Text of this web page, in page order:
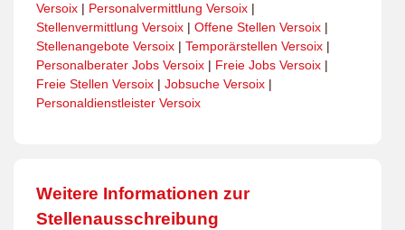
Versoix | Personalvermittlung Versoix |
Stellenvermittlung Versoix | Offene Stellen Versoix |
Stellenangebote Versoix | Temporärstellen Versoix |
Personalberater Jobs Versoix | Freie Jobs Versoix |
Freie Stellen Versoix | Jobsuche Versoix |
Personaldienstleister Versoix
Weitere Informationen zur
Stellenausschreibung